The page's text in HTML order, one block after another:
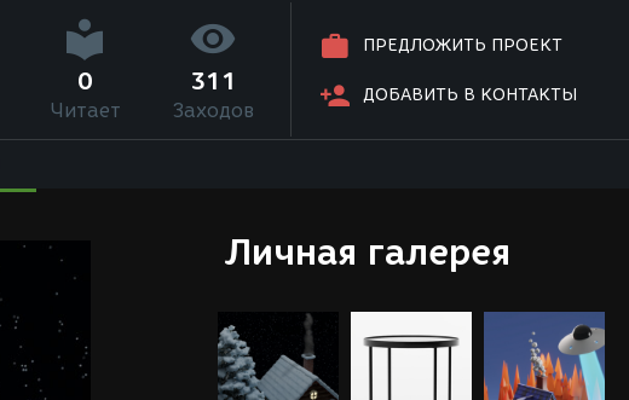
ПРЕДЛОЖИТЬ ПРОЕКТ
ДОБАВИТЬ В КОНТАКТЫ
0
Читает
311
Заходов
Личная галерея